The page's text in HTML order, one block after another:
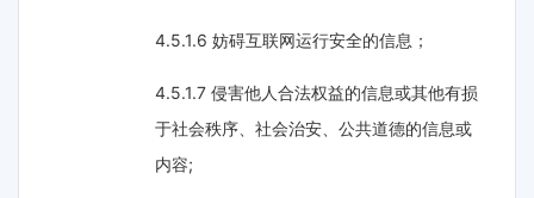
4.5.1.6 妨碍互联网运行安全的信息；
4.5.1.7 侵害他人合法权益的信息或其他有损
于社会秩序、社会治安、公共道德的信息或
内容;